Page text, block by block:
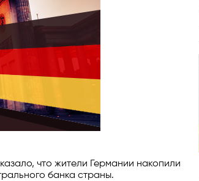
что жители Германии накопили
банка страны.